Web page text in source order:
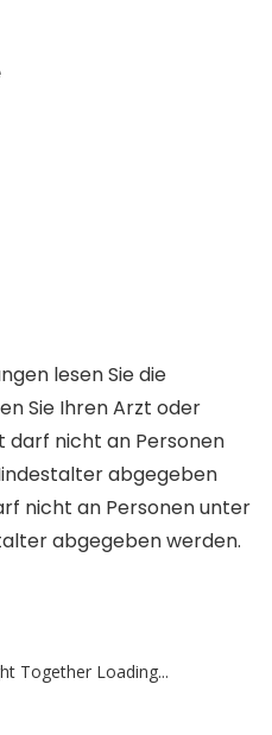
lesen Sie die
Sie Ihren Arzt oder
darf nicht an Personen
abgegeben
nicht an Personen unter
abgegeben werden.
Together Loading...